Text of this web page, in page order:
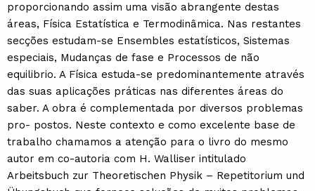
proporcionando assim uma visão abrangente destas
áreas, Física Estatística e Termodinâmica. Nas restantes
secções estudam-se Ensembles estatísticos, Sistemas
especiais, Mudanças de fase e Processos de não
equilibrio. A Física estuda-se predominantemente através
das suas aplicações práticas nas diferentes áreas do
saber. A obra é complementada por diversos problemas
pro- postos. Neste contexto e como excelente base de
trabalho chamamos a atenção para o livro do mesmo
autor em co-autoria com H. Walliser intitulado
Arbeitsbuch zur Theoretischen Physik – Repetitorium und